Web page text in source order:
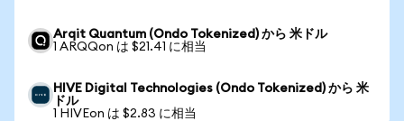
Arqit Quantum (Ondo Tokenized) から 米ドル
1 ARQQon は $21.41 に相当
HIVE Digital Technologies (Ondo Tokenized) から 米
ドル
1 HIVEon は $2.83 に相当